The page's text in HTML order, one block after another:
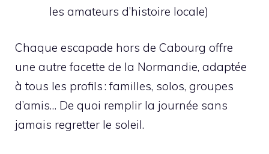
les amateurs d’histoire locale)
Chaque escapade hors de Cabourg offre
une autre facette de la Normandie, adaptée
à tous les profils : familles, solos, groupes
d’amis… De quoi remplir la journée sans
jamais regretter le soleil.